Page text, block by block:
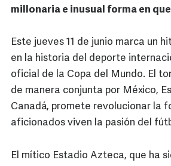
millonaria e inusual forma en
Este jueves 11 de junio marca un
en la historia del deporte
oficial de la Copa del Mundo. El
de manera conjunta por México,
Canadá, promete revolucionar la
aficionados viven la pasión del
El mítico Estadio Azteca, que ha